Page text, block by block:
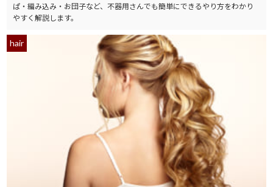
ぱ・編み込み・お団子など、不器用さんでも簡単にできるやり方をわかり
やすく解説します。
hair